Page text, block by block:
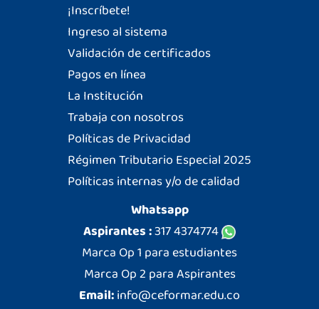
¡Inscríbete!
Ingreso al sistema
Validación de certificados
Pagos en línea
La Institución
Trabaja con nosotros
Políticas de Privacidad
Régimen Tributario Especial 2025
Políticas internas y/o de calidad
Whatsapp
Aspirantes :317 4374774
Marca Op 1 para estudiantes
Marca Op 2 para Aspirantes
Email:info@ceformar.edu.co